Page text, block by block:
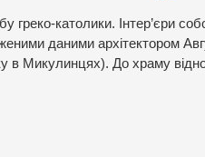
греко-католики. Інтер’єри
даними архітектором
в Микулинцях). До храму